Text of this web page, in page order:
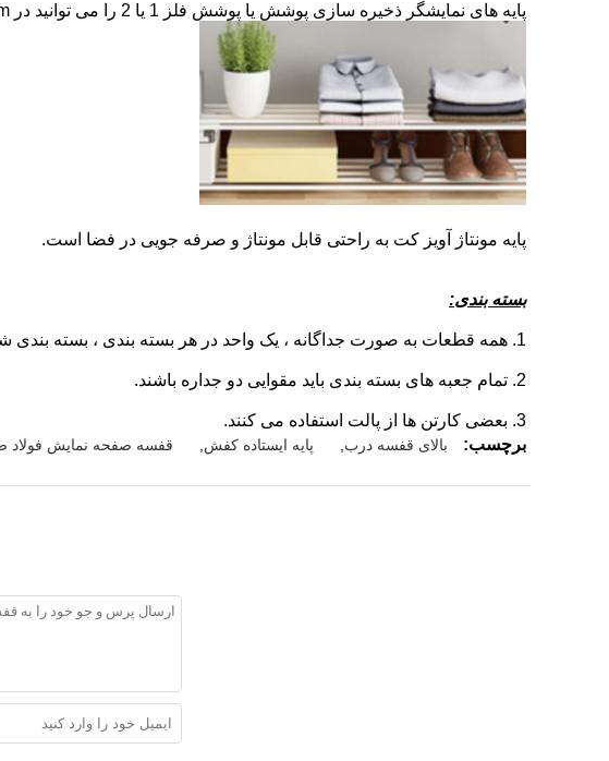
پایه های نمایشگر ذخیره سازی پوشش یا پوشش فلز 1 یا 2 را می توانید در Cloakroom قرار دهید.
پایه مونتاژ آویز کت به راحتی قابل مونتاژ و صرفه جویی در فضا است.
بسته بندی:
1. همه قطعات به صورت جداگانه ، یک واحد در هر بسته بندی ، بسته بندی شدند.
2. تمام جعبه های بسته بندی باید مقوایی دو جداره باشند.
3. بعضی کارتن ها از پالت استفاده می کنند.
برچسب:
بالای قفسه درب پایه ایستاده کفش قفسه صفحه نمایش فولاد